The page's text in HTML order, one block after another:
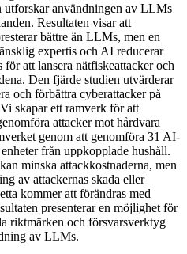
utforskar användningen av LLMs
Resultaten visar att
bättre än LLMs, men en
expertis och AI reducerar
att lansera nätfiskeattacker och
Den fjärde studien utvärderar
och förbättra cyberattacker på
skapar ett ramverk för att
attacker mot hårdvara
genom att genomföra 31 AI-
från uppkopplade hushåll.
minska attackkostnaderna, men
av attackernas skada eller
kommer att förändras med
presenterar en möjlighet för
riktmärken och försvarsverktyg
av LLMs.